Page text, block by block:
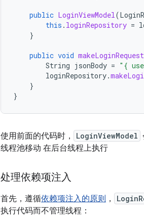
public LoginViewModel(
this . loginRepository =
}
public void makeLoginRequest
String jsonBody = "{
loginRepository.
}
}
使用前面的代码时， LoginViewModel
线程池移动 在后台线程上执行
处理依赖项注入
首先，遵循依赖项注入的原则 ，
执行代码而不管理线程：